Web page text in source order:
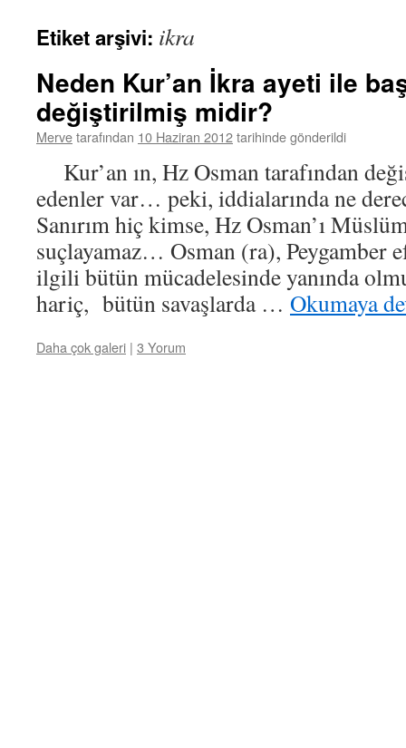
Etiket arşivi: ikra
Neden Kur’an İkra ayeti ile
değiştirilmiş midir?
Mervetarafından 10 Haziran 2012tarihinde gönderildi
Kur’an ın, Hz Osman tarafından
edenler var… peki, iddialarında ne
Sanırım hiç kimse, Hz Osman’ı
suçlayamaz… Osman (ra), Peygamber
ilgili bütün mücadelesinde yanında
hariç, bütün savaşlarda … Okumaya
Daha çok galeri | 3 Yorum